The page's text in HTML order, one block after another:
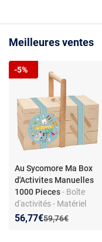
Meilleures ventes
Au Sycomore Ma Box
d'Activites Manuelles
1000 Pieces- Boîte
d'activités - Matériel
créatif divers - Plus de
Ancien prix :
59,76€
Nouveau prix :
56,77€
Réduction de :
-5%